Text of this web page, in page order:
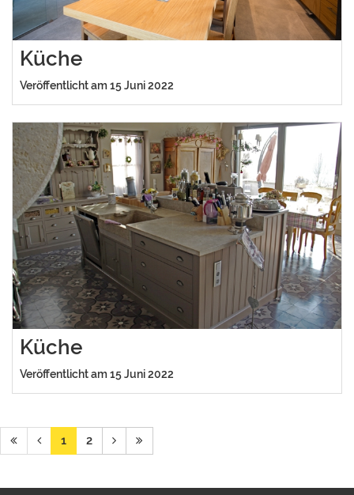
Küche
Veröffentlicht am 15 Juni 2022
Küche
Veröffentlicht am 15 Juni 2022
1 2